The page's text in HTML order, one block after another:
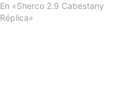
En «Sherco 2.9 Cabestany
Réplica»